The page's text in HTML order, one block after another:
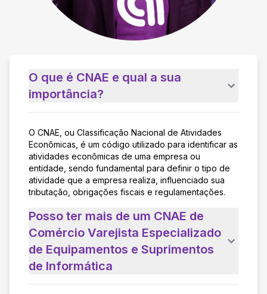
O que é CNAE e qual a sua
importância?
O CNAE, ou Classificação Nacional de Atividades
Econômicas, é um código utilizado para identificar as
atividades econômicas de uma empresa ou
entidade, sendo fundamental para definir o tipo de
atividade que a empresa realiza, influenciado sua
tributação, obrigações fiscais e regulamentações.
Posso ter mais de um CNAE de
Comércio Varejista Especializado
de Equipamentos e Suprimentos
de Informática